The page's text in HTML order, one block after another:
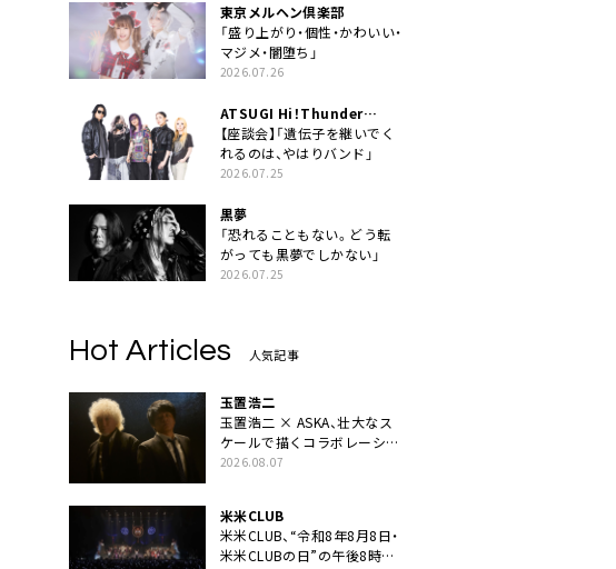
東京メルヘン倶楽部
「盛り上がり・個性・かわいい・
マジメ・闇堕ち」
2026.07.26
ATSUGI Hi！Thunder
Rock Festival
【座談会】「遺伝子を継いでく
れるのは、やはりバンド」
2026.07.25
黒夢
「恐れることもない。どう転
がっても黒夢でしかない」
2026.07.25
Hot Articles 人気記事
玉置浩二
玉置浩二 × ASKA、壮大なス
ケールで描くコラボレーショ
ン曲「音銀河」リリース決定。
2026.08.07
米米CLUB
米米CLUB、“令和8年8月8日・
米米CLUBの日”の午後8時に